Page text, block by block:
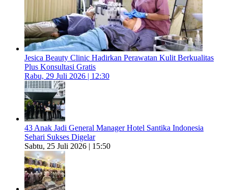
Jesica Beauty Clinic Hadirkan Perawatan Kulit Berkualitas
Plus Konsultasi Gratis
Rabu, 29 Juli 2026 | 12:30
43 Anak Jadi General Manager Hotel Santika Indonesia
Sehari Sukses Digelar
Sabtu, 25 Juli 2026 | 15:50